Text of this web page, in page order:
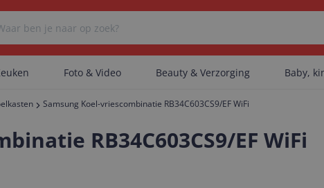
Foto & Video Beauty & Verzorging Baby,
Samsung Koel-vriescombinatie RB34C603CS9/EF WiFi
RB34C603CS9/EF WiFi